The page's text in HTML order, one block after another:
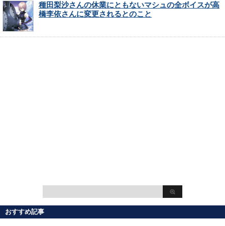
種田梨沙さんの休業にともないマシュの全ボイスが高
橋李依さんに変更されるとのこと
おすすめ記事